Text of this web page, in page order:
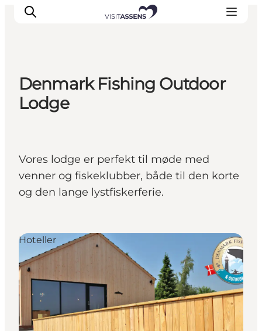
Overnatning
Oplevelser
Åbningstider
Denmark Fishing Outdoor
Lodge
Vores lodge er perfekt til møde med
venner og fiskeklubber, både til den korte
og den lange lystfiskerferie.
Hoteller